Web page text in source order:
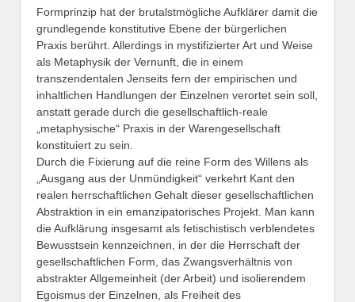
Formprinzip hat der brutalstmögliche Aufklärer damit die
grundlegende konstitutive Ebene der bürgerlichen
Praxis berührt. Allerdings in mystifizierter Art und Weise
als Metaphysik der Vernunft, die in einem
transzendentalen Jenseits fern der empirischen und
inhaltlichen Handlungen der Einzelnen verortet sein soll,
anstatt gerade durch die gesellschaftlich-reale
„metaphysische“ Praxis in der Warengesellschaft
konstituiert zu sein.
Durch die Fixierung auf die reine Form des Willens als
„Ausgang aus der Unmündigkeit“ verkehrt Kant den
realen herrschaftlichen Gehalt dieser gesellschaftlichen
Abstraktion in ein emanzipatorisches Projekt. Man kann
die Aufklärung insgesamt als fetischistisch verblendetes
Bewusstsein kennzeichnen, in der die Herrschaft der
gesellschaftlichen Form, das Zwangsverhältnis von
abstrakter Allgemeinheit (der Arbeit) und isolierendem
Egoismus der Einzelnen, als Freiheit des